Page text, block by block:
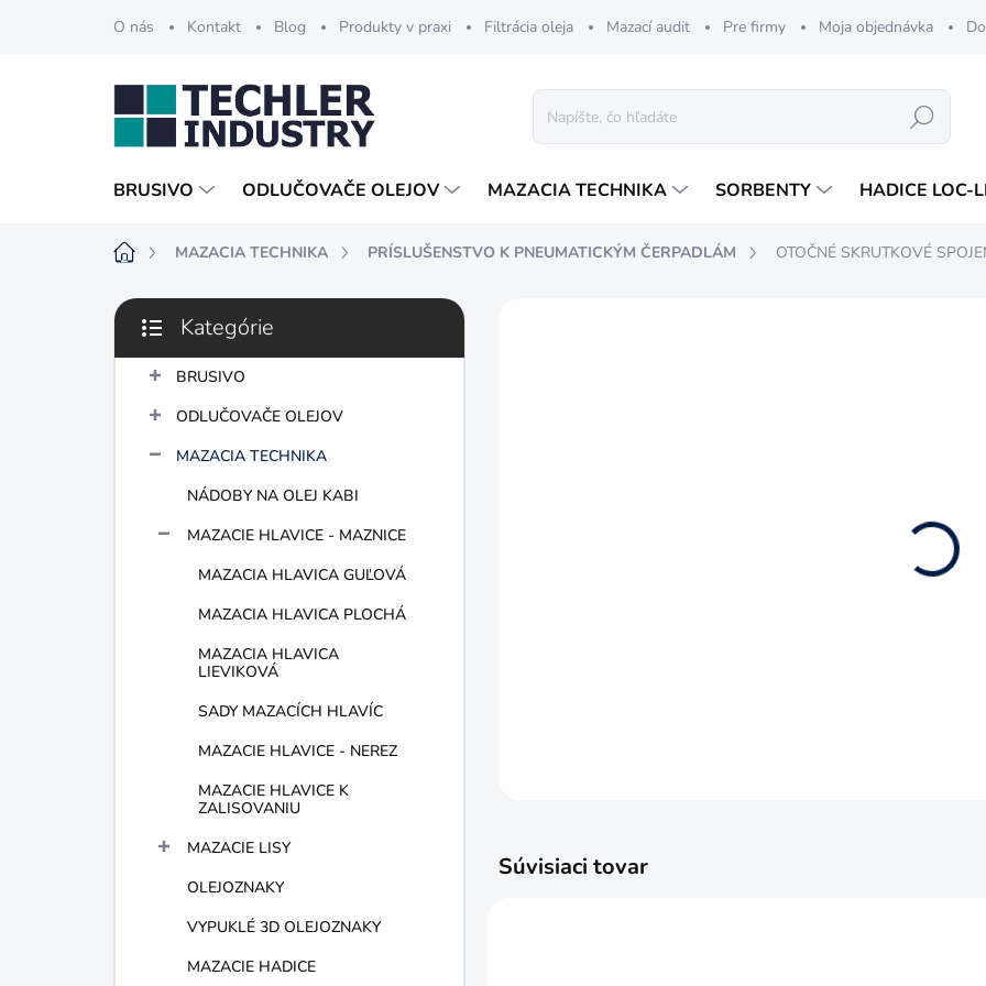
O nás Kontakt Blog Produkty v praxi Filtrácia oleja Mazací audit Pre firmy Moja objednávka
Hľadať
BRUSIVO ODLUČOVAČE OLEJOV MAZACIA TECHNIKA SORBENTY HADICE LOC-
DomovMAZACIA TECHNIKA PRÍSLUŠENSTVO K PNEUMATICKÝM ČERPADLÁM OTOČNÉ SKRUTKOVÉ
B
č
Preskočiť
kategórie
Kategórie
BRUSIVO
ODLUČOVAČE OLEJOV
MAZACIA TECHNIKA
NÁDOBY NA OLEJ KABI
MAZACIE HLAVICE - MAZNICE
MAZACIA HLAVICA GUĽOVÁ
MAZACIA HLAVICA PLOCHÁ
MAZACIA HLAVICA
LIEVIKOVÁ
SADY MAZACÍCH HLAVÍC
MAZACIE HLAVICE - NEREZ
MAZACIE HLAVICE K
ZALISOVANIU
MAZACIE LISY
OLEJOZNAKY
VYPUKLÉ 3D OLEJOZNAKY
MAZACIE HADICE
Súvisiaci tovar